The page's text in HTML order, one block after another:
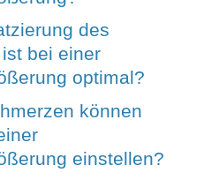
des
bei einer
optimal?
können
einstellen?